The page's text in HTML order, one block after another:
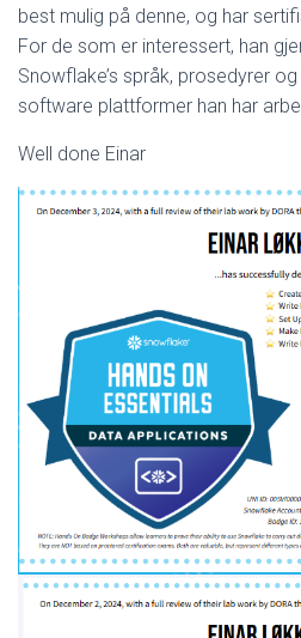
best mulig på denne, og har
For de som er interessert, han
Snowflake’s språk, prosedyrer
software plattformer han har
Well done Einar